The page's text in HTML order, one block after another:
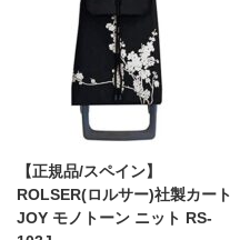
【正規品/スペイン】
ROLSER(ロルサー)社製カート
JOY モノトーン ニット RS-